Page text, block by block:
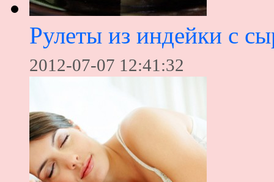
Рулеты из индейки с
2012-07-07 12:41:32